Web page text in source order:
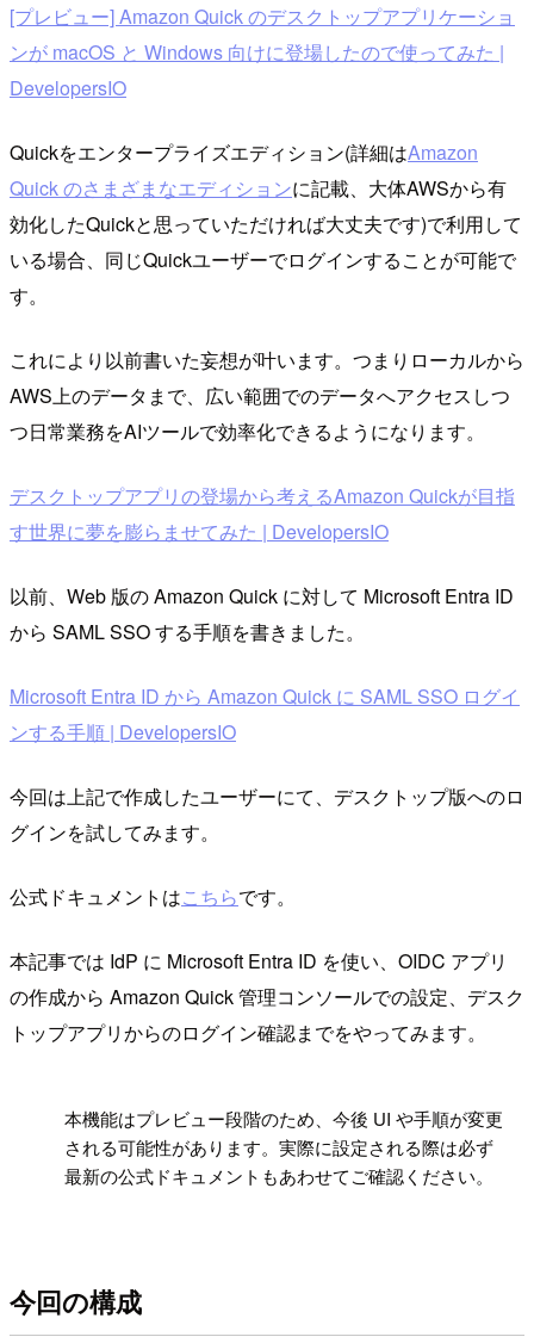
[プレビュー] Amazon Quick のデスクトップアプリケーショ
ンが macOS と Windows 向けに登場したので使ってみた |
DevelopersIO
Quickをエンタープライズエディション(詳細はAmazon
Quick のさまざまなエディションに記載、大体AWSから有
効化したQuickと思っていただければ大丈夫です)で利用して
いる場合、同じQuickユーザーでログインすることが可能で
す。
これにより以前書いた妄想が叶います。つまりローカルから
AWS上のデータまで、広い範囲でのデータへアクセスしつ
つ日常業務をAIツールで効率化できるようになります。
デスクトップアプリの登場から考えるAmazon Quickが目指
す世界に夢を膨らませてみた | DevelopersIO
以前、Web 版の Amazon Quick に対して Microsoft Entra ID
から SAML SSO する手順を書きました。
Microsoft Entra ID から Amazon Quick に SAML SSO ログイ
ンする手順 | DevelopersIO
今回は上記で作成したユーザーにて、デスクトップ版へのロ
グインを試してみます。
公式ドキュメントはこちらです。
本記事では IdP に Microsoft Entra ID を使い、OIDC アプリ
の作成から Amazon Quick 管理コンソールでの設定、デスク
トップアプリからのログイン確認までをやってみます。
本機能はプレビュー段階のため、今後 UI や手順が変更
される可能性があります。実際に設定される際は必ず
最新の公式ドキュメントもあわせてご確認ください。
今回の構成